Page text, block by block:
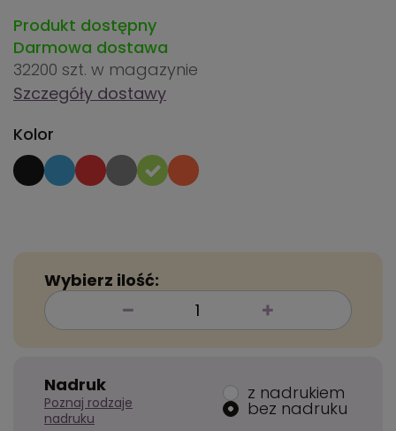
Produkt dostępny
Darmowa dostawa
32200 szt. w magazynie
Szczegóły dostawy
Kolor
Wybierz ilość:
Nadruk
Poznaj rodzaje
nadruku
z nadrukiem
bez nadruku